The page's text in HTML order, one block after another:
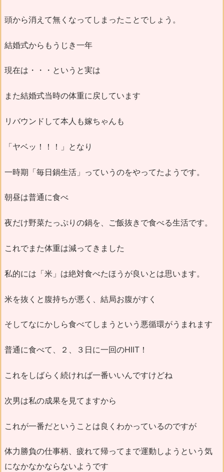
頭から消えて無くなってしまったことでしょう。
結婚式からもうじき一年
現在は・・・というと実は
また結婚式当時の体重に戻しています
リバウンドして本人も嫁ちゃんも
「ヤベッ！！！」となり
一時期「毎日鍋生活」っていうのをやってたようです。
朝昼は普通に食べ
夜だけ野菜たっぷりの鍋を、ご飯抜きで食べる生活です。
これでまた体重は減ってきました
私的には「米」は絶対食べたほうが良いとは思います。
米を抜くと腹持ちが悪く、結局お腹がすく
そしてなにかしら食べてしまうという悪循環がうまれます
普通に食べて、２、３日に一回のHIIT！
これをしばらく続ければ一番いいんですけどね
次男は私の成果を見てますから
これが一番だということは良くわかっているのですが
体力勝負の仕事柄、疲れて帰ってまで運動しようという気
になかなかならないようです